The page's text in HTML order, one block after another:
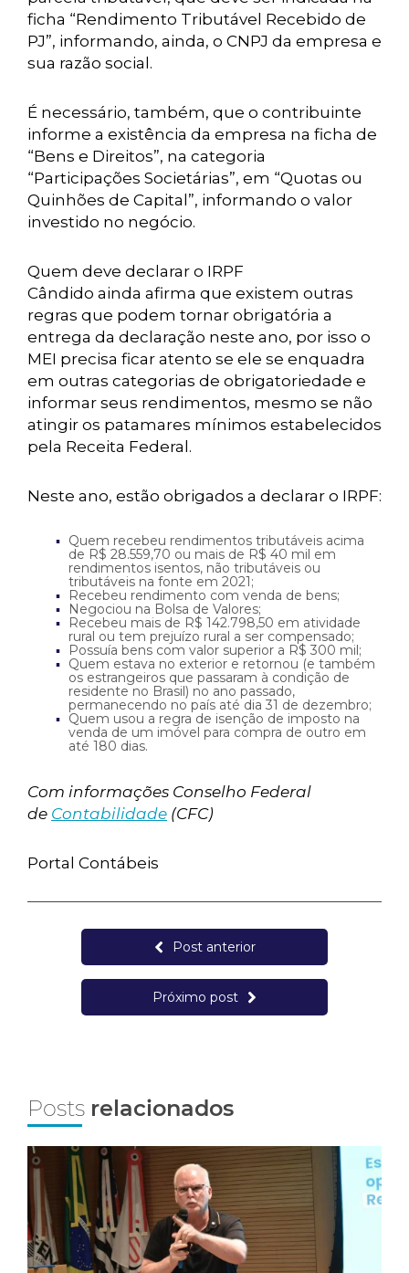
ficha “Rendimento Tributável Recebido de
PJ”, informando, ainda, o CNPJ da empresa e
sua razão social.
É necessário, também, que o contribuinte
informe a existência da empresa na ficha de
“Bens e Direitos”, na categoria
“Participações Societárias”, em “Quotas ou
Quinhões de Capital”, informando o valor
investido no negócio.
Quem deve declarar o IRPF
Cândido ainda afirma que existem outras
regras que podem tornar obrigatória a
entrega da declaração neste ano, por isso o
MEI precisa ficar atento se ele se enquadra
em outras categorias de obrigatoriedade e
informar seus rendimentos, mesmo se não
atingir os patamares mínimos estabelecidos
pela Receita Federal.
Neste ano, estão obrigados a declarar o IRPF:
Quem recebeu rendimentos tributáveis acima
de R$ 28.559,70 ou mais de R$ 40 mil em
rendimentos isentos, não tributáveis ou
tributáveis na fonte em 2021;
Recebeu rendimento com venda de bens;
Negociou na Bolsa de Valores;
Recebeu mais de R$ 142.798,50 em atividade
rural ou tem prejuízo rural a ser compensado;
Possuía bens com valor superior a R$ 300 mil;
Quem estava no exterior e retornou (e também
os estrangeiros que passaram à condição de
residente no Brasil) no ano passado,
permanecendo no país até dia 31 de dezembro;
Quem usou a regra de isenção de imposto na
venda de um imóvel para compra de outro em
até 180 dias.
Com informações Conselho Federal
de Contabilidade (CFC)
Portal Contábeis
Post anterior
Próximo post
Posts relacionados